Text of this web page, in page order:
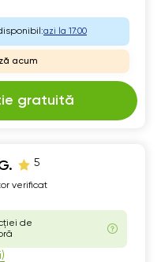
azi la 17:00
acum
gratuită
5
verificat
de